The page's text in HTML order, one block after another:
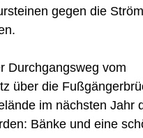
gegen die
Durchgangsweg vom
über die
im nächsten Jahr
Bänke und eine